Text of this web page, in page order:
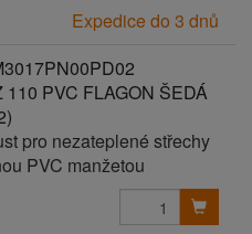
Expedice do 3 dnů
110 PVC FLAGON ŠEDÁ
pro nezateplené střechy
PVC manžetou